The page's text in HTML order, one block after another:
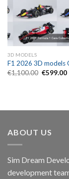
3D MODELS
F1 2026 3D models
€1,100.00 Original
€599.00
ABOUT US
Sim Dream
development